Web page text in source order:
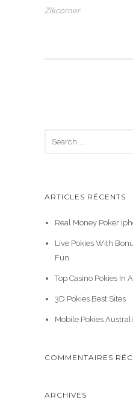
Zikcorner
ARTICLES RÉCENTS
Real Money Poker
Live Pokies With
Fun
Top Casino Pokies In
3D Pokies Best Sites
Mobile Pokies
COMMENTAIRES
ARCHIVES